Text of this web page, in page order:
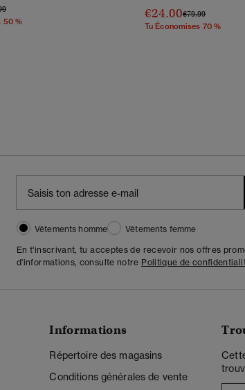
De
À
50 %
€24.00Prix Réduit De
€79.99À
Tu Économises 70 %
Vêtements homme
Vêtements femme
En t'inscrivant, tu acceptes de recevoir nos offres
d'informations, consulte notre Politique de
Informations
Répertoire des magasins
Conditions générales de vente